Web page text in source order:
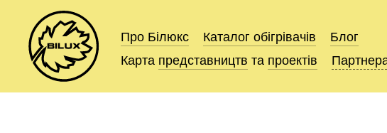
Про Білюкс Каталог обігрівачів
Блог
Карта представництв та проектів
Про Білюкс Каталог обігрівачів
Блог
Карта представництв та проектів